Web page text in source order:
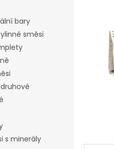
bary
směsi
s minerály